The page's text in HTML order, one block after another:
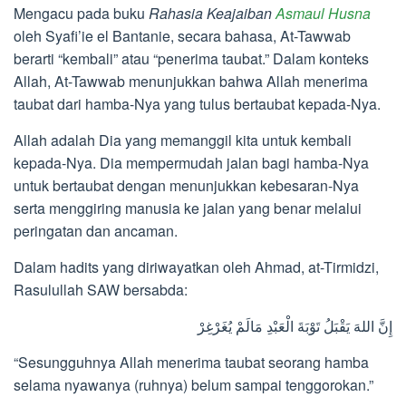
Mengacu pada buku Rahasia KeajaibanAsmaul Husna
oleh Syafi’ie el Bantanie, secara bahasa, At-Tawwab
berarti “kembali” atau “penerima taubat.” Dalam konteks
Allah, At-Tawwab menunjukkan bahwa Allah menerima
taubat dari hamba-Nya yang tulus bertaubat kepada-Nya.
Allah adalah Dia yang memanggil kita untuk kembali
kepada-Nya. Dia mempermudah jalan bagi hamba-Nya
untuk bertaubat dengan menunjukkan kebesaran-Nya
serta menggiring manusia ke jalan yang benar melalui
peringatan dan ancaman.
Dalam hadits yang diriwayatkan oleh Ahmad, at-Tirmidzi,
Rasulullah SAW bersabda:
إِنَّ اللهَ يَقْبَلُ تَوْبَةَ الْعَبْدِ مَالَمْ يُغَرْغِرْ
“Sesungguhnya Allah menerima taubat seorang hamba
selama nyawanya (ruhnya) belum sampai tenggorokan.”